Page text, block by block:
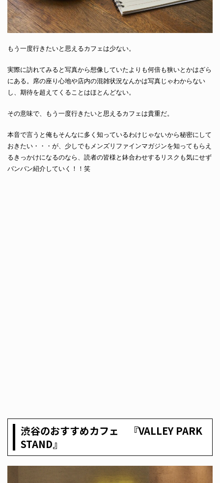
もう一度行きたいと思えるカフェは少ない。
実際に訪れてみると写真から想像していたよりも何倍も狭いとかはざら
にある。席の座り心地や店内の混雑状況なんかは写真じゃわからない
し、期待を超えてくることはほとんどない。
その意味で、もう一度行きたいと思えるカフェは貴重だ。
本音で言うと俺もそんなに多く知っているわけじゃないから秘密にして
おきたい・・・が、少しでもメンズリファインマガジンを知ってもらえ
るきっかけになるのなら、読者の皆様と鉢合わせするリスクも気にせず
バンバン紹介していく！！笑
渋谷のおすすめカフェ 『VALLEY PARK
STAND』